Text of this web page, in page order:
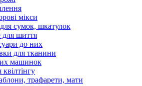
мікси
сумок, шкатулок
шиття
до них
для тканини
машинок
трафарети, мати